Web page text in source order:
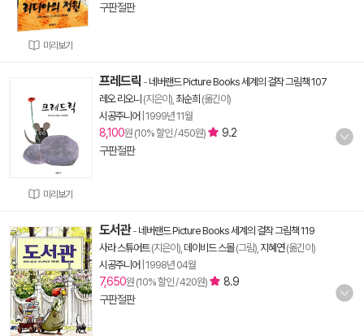
미리보기
구판절판
미리보기
프레드릭 - 네버랜드 Picture Books 세계의 걸작 그림책 107
레오 리오니 (지은이), 최순희 (옮긴이)
시공주니어 1999년 11월
8,100원 (10% 할인 / 450원)
9.2
구판절판
도서관- 네버랜드 Picture Books 세계의 걸작 그림책 119
사라 스튜어트(지은이), 데이비드 스몰(그림), 지혜연(옮긴이)
시공주니어 1998년 04월
7,650원 (10% 할인 / 420원)
8.9
구판절판